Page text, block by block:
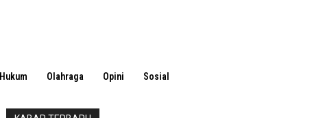
Hukum Olahraga Opini Sosial